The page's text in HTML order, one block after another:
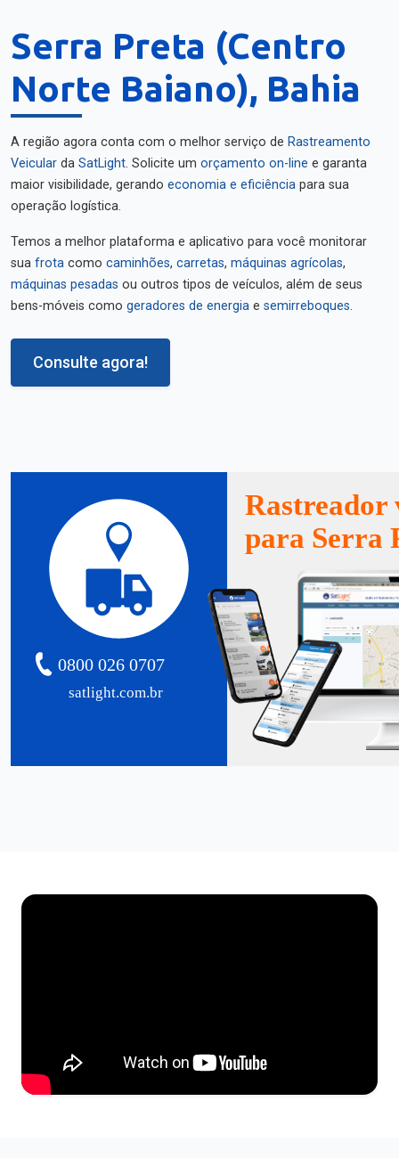
Serra Preta (Centro
Norte Baiano), Bahia
A região agora conta com o melhor serviço de Rastreamento
Veicular da SatLight. Solicite um orçamento on-line e garanta
maior visibilidade, gerando economia e eficiência para sua
operação logística.
Temos a melhor plataforma e aplicativo para você monitorar
sua frota como caminhões, carretas, máquinas agrícolas,
máquinas pesadas ou outros tipos de veículos, além de seus
bens-móveis como geradores de energia e semirreboques.
Consulte agora!
satlight.com.br
0800 026 0707
Rastreador
para Serra